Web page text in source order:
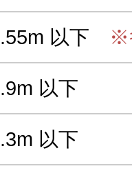
以下 ※
以下
以下